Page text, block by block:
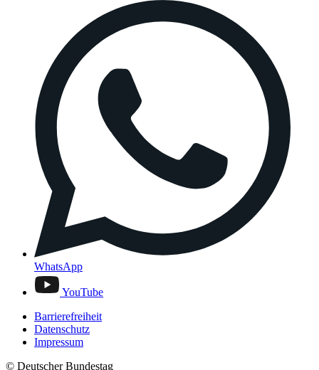
WhatsApp
YouTube
Barrierefreiheit
Datenschutz
Impressum
© Deutscher Bundestag